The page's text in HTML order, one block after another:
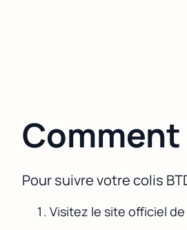
Comment
Pour suivre votre colis
Visitez le site officiel de